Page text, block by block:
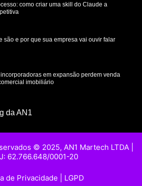
como criar uma skill do Claude a
são e por que sua empresa vai ouvir falar
em expansão perdem venda
imobiliário
da AN1
© 2025, AN1 Martech LTDA |
62.766.648/0001-20
de Privacidade LGPD